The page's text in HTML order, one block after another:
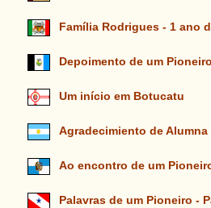
Família Rodrigues - 1 ano
Depoimento de um Pioneiro
Um início em Botucatu
Agradecimiento de Alumna
Ao encontro de um
Palavras de um Pioneiro -